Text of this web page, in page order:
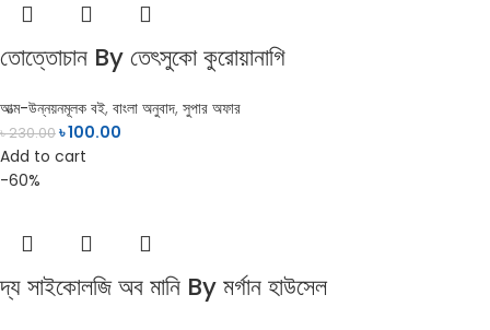
তোত্তোচান By তেৎসুকো কুরোয়ানাগি
আত্ম-উন্নয়নমূলক বই, বাংলা অনুবাদ, সুপার অফার
৳230.00৳100.00
Add to cart
-60%
দ্য সাইকোলজি অব মানি By মর্গান হাউসেল